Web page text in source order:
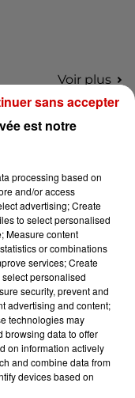
Voir plus
pour le
2026 !
pour le
Automobile au
à
!
est notre
processing based on
and/or access
advertising; Create
to select personalised
Measure content
or combinations
services; Create
personalised
security, prevent and
advertising and content;
technologies may
browsing data to offer
on information actively
and combine data from
devices based on
sans accepter